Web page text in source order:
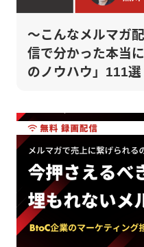
～こんなメルマガ
信で分かった本当
のノウハウ」111選